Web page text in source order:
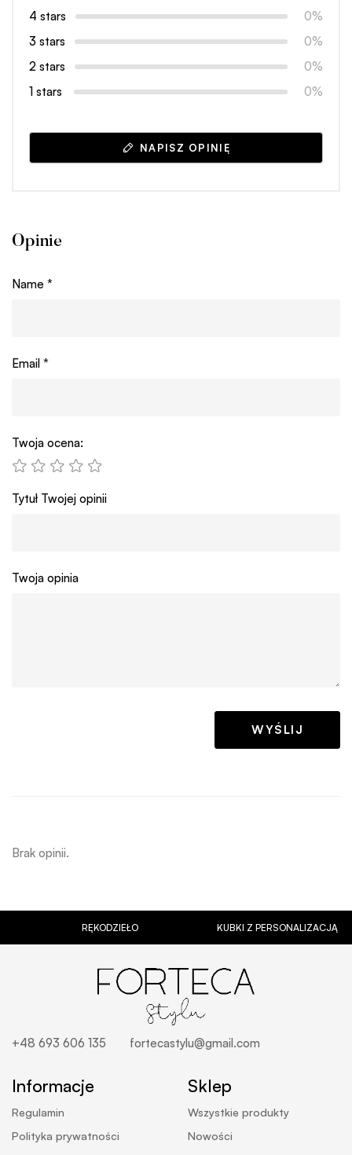
4 stars
0%
3 stars
0%
2 stars
0%
1 stars
0%
NAPISZ OPINIĘ
Opinie
Name *
Email *
Twoja ocena:
Tytuł Twojej opinii
Twoja opinia
Brak opinii.
RĘKODZIEŁO KUBKI Z PERSONALIZACJĄ
+48 693 606 135 fortecastylu@gmail.com
Informacje
Regulamin
Polityka prywatności
Sklep
Wszystkie produkty
Nowości